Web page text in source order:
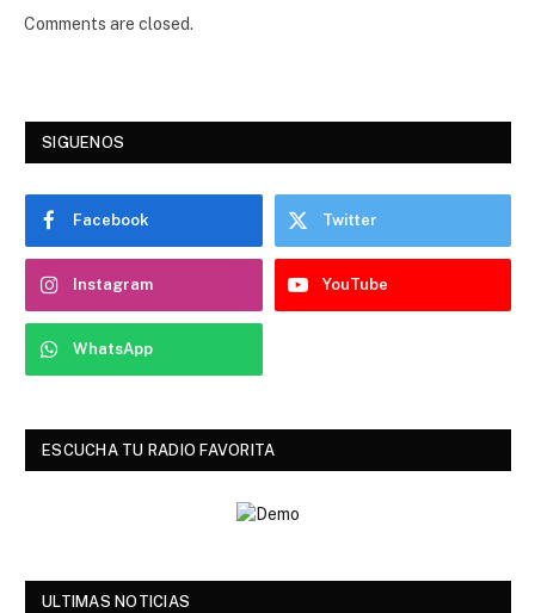
Comments are closed.
SIGUENOS
Facebook Twitter
Instagram YouTube
WhatsApp
ESCUCHA TU RADIO FAVORITA
ULTIMAS NOTICIAS